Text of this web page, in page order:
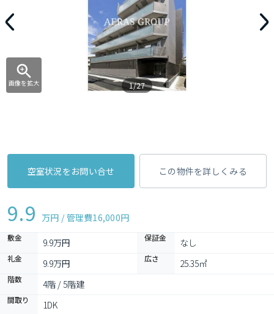
画像を拡大 1/27
空室状況をお問い合せ この物件を詳しくみる
9.9 万円 / 管理費16,000円
敷金 9.9万円 保証金 なし
礼金 9.9万円 広さ 25.35㎡
階数 4階 / 5階建
間取り 1DK